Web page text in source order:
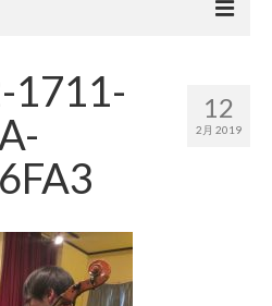
12
2月 2019
1711-